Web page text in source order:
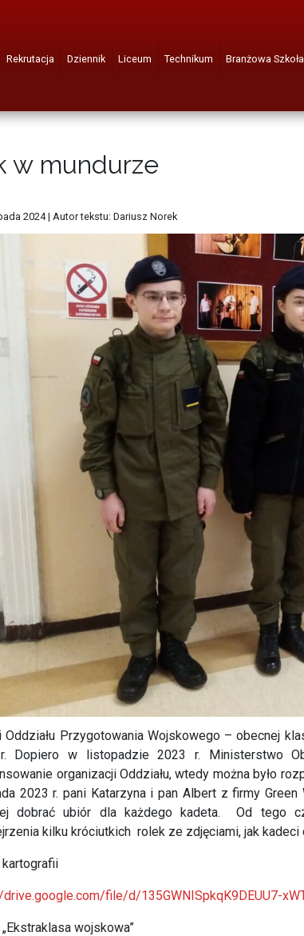
Rekrutacja Dziennik Liceum Technikum Branżowa
w mundurze
2024| Autor tekstu: Dariusz Norek
Oddziału Przygotowania Wojskowego – obecnej
Dopiero w listopadzie 2023 r. Ministerstwo
organizacji Oddziału, wtedy można było
2023 r. pani Katarzyna i pan Albert z firmy
dobrać ubiór dla każdego kadeta. Od tego
kilku króciutkich rolek ze zdjęciami, jak kadeci
file/d/135GWNISpkqK9DEUU7-
„Ekstraklasa wojskowa”